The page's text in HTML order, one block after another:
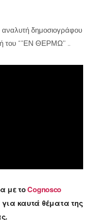
αναλυτή δημοσιογράφου
του *''ΕΝ ΘΕΡΜΩ'' ..
με τοCognosco
για καυτά θέματα της